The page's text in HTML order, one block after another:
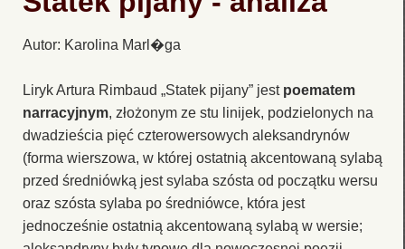
Autor: Karolina Marl�ga
Liryk Artura Rimbaud „Statek pijany” jest poematem
narracyjnym, złożonym ze stu linijek, podzielonych na
dwadzieścia pięć czterowersowych aleksandrynów
(forma wierszowa, w której ostatnią akcentowaną sylabą
przed średniówką jest sylaba szósta od początku wersu
oraz szósta sylaba po średniówce, która jest
jednocześnie ostatnią akcentowaną sylabą w wersie;